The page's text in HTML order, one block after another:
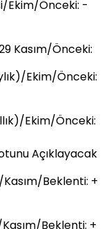
Ekim/Önceki: -
Kasım/Önceki:
Ekim/Önceki:
Ekim/Önceki:
Açıklayacak
Beklenti: +
Beklenti: +